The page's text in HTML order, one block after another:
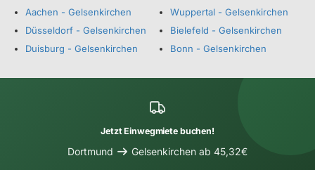
Aachen - Gelsenkirchen
Düsseldorf - Gelsenkirchen
Duisburg - Gelsenkirchen
Wuppertal - Gelsenkirchen
Bielefeld - Gelsenkirchen
Bonn - Gelsenkirchen
Jetzt Einwegmiete buchen!
Dortmund Gelsenkirchen ab 45,32€